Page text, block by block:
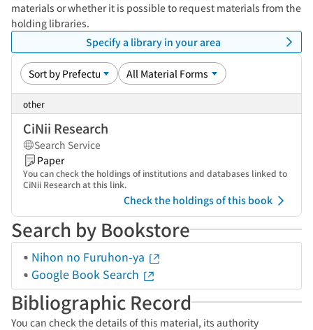
materials or whether it is possible to request materials from the
holding libraries.
Specify a library in your area
other
CiNii Research
Search Service
Paper
You can check the holdings of institutions and databases linked to
CiNii Research at this link.
Check the holdings of this book
Search by Bookstore
Nihon no Furuhon-ya
Google Book Search
Bibliographic Record
You can check the details of this material, its authority